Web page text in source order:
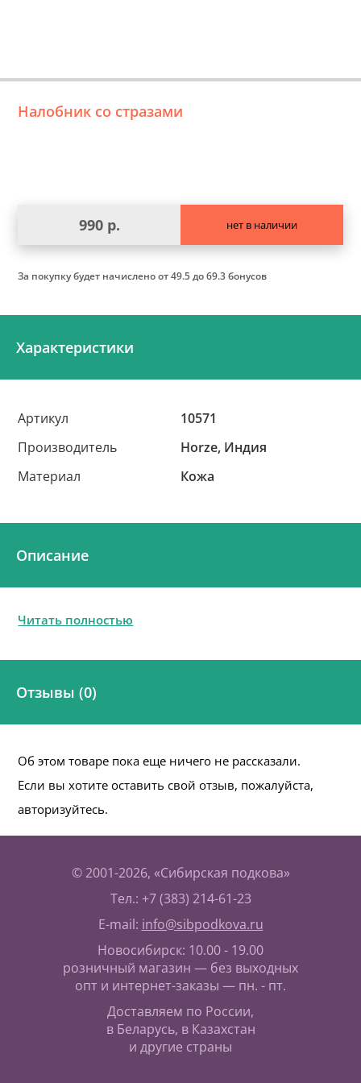
Налобник со стразами
990 р. нет в наличии
За покупку будет начисленоот 49.5 до 69.3 бонусов
Характеристики
Артикул
10571
Производитель
Horze, Индия
Материал
Кожа
Описание
Читать полностью
Отзывы (0)
Об этом товаре пока еще ничего не рассказали.
Если вы хотите оставить свой отзыв, пожалуйста,
авторизуйтесь.
© 2001-2026, «Сибирская подкова»
Тел.: +7 (383) 214-61-23
E-mail: info@sibpodkova.ru
Новосибирск: 10.00 - 19.00
розничный магазин — без выходных
опт и интернет-заказы — пн. - пт.
Доставляем по России,
в Беларусь, в Казахстан
и другие страны